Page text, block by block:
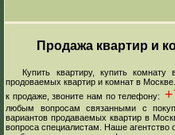
Продажа квартир и
Купить квартиру, купить комнату
продоваемых квартир и комнат в
к продаже, звоните нам по телефону:
любым вопросам связанными с
вариантов продаваемых квартир в
вопроса специалистам. Наше агентство